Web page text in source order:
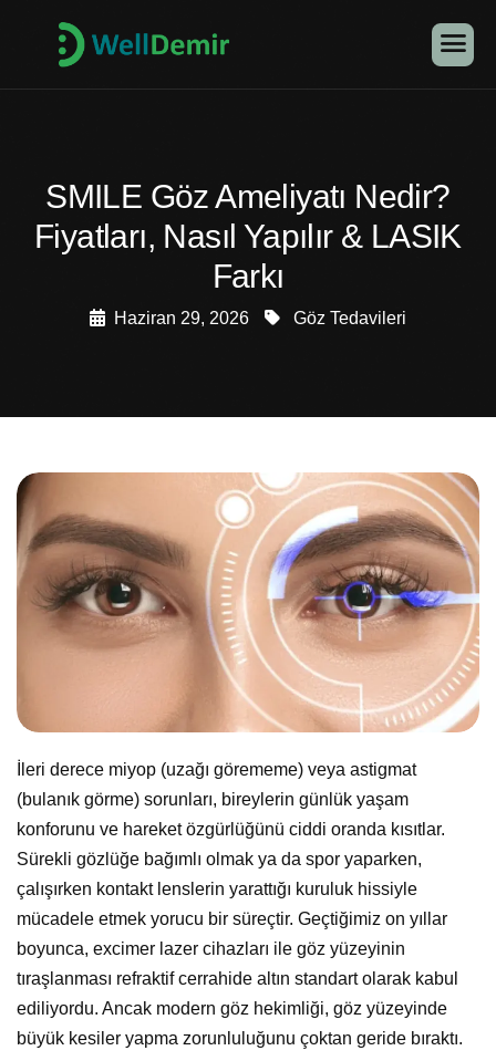
SMILE Göz Ameliyatı Nedir?
Fiyatları, Nasıl Yapılır & LASIK
Farkı
Haziran 29, 2026 Göz Tedavileri
İleri derece miyop (uzağı görememe) veya astigmat
(bulanık görme) sorunları, bireylerin günlük yaşam
konforunu ve hareket özgürlüğünü ciddi oranda kısıtlar.
Sürekli gözlüğe bağımlı olmak ya da spor yaparken,
çalışırken kontakt lenslerin yarattığı kuruluk hissiyle
mücadele etmek yorucu bir süreçtir. Geçtiğimiz on yıllar
boyunca, excimer lazer cihazları ile göz yüzeyinin
tıraşlanması refraktif cerrahide altın standart olarak kabul
ediliyordu. Ancak modern göz hekimliği, göz yüzeyinde
büyük kesiler yapma zorunluluğunu çoktan geride bıraktı.